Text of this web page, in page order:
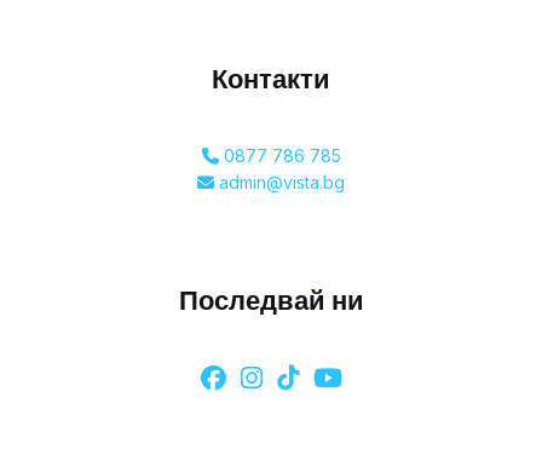
Контакти
0877 786 785
admin@vista.bg
Последвай ни